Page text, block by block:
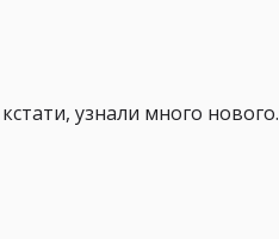
узнали много нового.